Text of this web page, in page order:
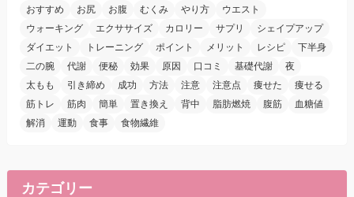
おすすめ お尻 お腹 むくみ やり方
ウエスト
ウォーキング
エクササイズ カロリー サプリ
シェイプアップ
ダイエット
トレーニング ポイント メリット レシピ
下半身
二の腕
代謝 便秘 効果 原因 口コミ 基礎代謝
夜
太もも
引き締め 成功 方法 注意 注意点 痩せた
痩せる
筋トレ
筋肉 簡単 置き換え 背中 脂肪燃焼 腹筋
血糖値
解消
運動 食事 食物繊維
カテゴリー